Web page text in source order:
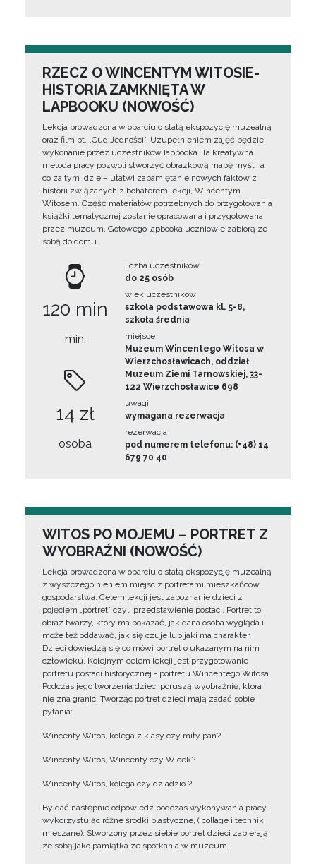
RZECZ O WINCENTYM WITOSIE-
HISTORIA ZAMKNIĘTA W
LAPBOOKU (NOWOŚĆ)
Lekcja prowadzona w oparciu o stałą ekspozycję muzealną
oraz film pt. „Cud Jedności”. Uzupełnieniem zajęć będzie
wykonanie przez uczestników lapbooka. Ta kreatywna
metoda pracy pozwoli stworzyć obrazkową mapę myśli, a
co za tym idzie – ułatwi zapamiętanie nowych faktów z
historii związanych z bohaterem lekcji, Wincentym
Witosem. Część materiałów potrzebnych do przygotowania
książki tematycznej zostanie opracowana i przygotowana
przez muzeum. Gotowego lapbooka uczniowie zabiorą ze
sobą do domu.
120 min
min.
14 zł
osoba
liczba uczestników
do 25 osób
wiek uczestników
szkoła podstawowa kl. 5-8,
szkoła średnia
miejsce
Muzeum Wincentego Witosa w
Wierzchosławicach, oddział
Muzeum Ziemi Tarnowskiej, 33-
122 Wierzchosławice 698
uwagi
wymagana rezerwacja
rezerwacja
pod numerem telefonu: (+48) 14
679 70 40
WITOS PO MOJEMU – PORTRET Z
WYOBRAŹNI (NOWOŚĆ)
Lekcja prowadzona w oparciu o stałą ekspozycję muzealną
z wyszczególnieniem miejsc z portretami mieszkańców
gospodarstwa. Celem lekcji jest zapoznanie dzieci z
pojęciem „portret” czyli przedstawienie postaci. Portret to
obraz twarzy, który ma pokazać, jak dana osoba wygląda i
może też oddawać, jak się czuje lub jaki ma charakter.
Dzieci dowiedzą się co mówi portret o ukazanym na nim
człowieku. Kolejnym celem lekcji jest przygotowanie
portretu postaci historycznej - portretu Wincentego Witosa.
Podczas jego tworzenia dzieci poruszą wyobraźnię, która
nie zna granic. Tworząc portret dzieci mają zadać sobie
pytania:
Wincenty Witos, kolega z klasy czy miły pan?
Wincenty Witos, Wincenty czy Wicek?
Wincenty Witos, kolega czy dziadzio ?
By dać następnie odpowiedz podczas wykonywania pracy,
wykorzystując różne środki plastyczne, ( collage i techniki
mieszane). Stworzony przez siebie portret dzieci zabierają
ze sobą jako pamiątka ze spotkania w muzeum.